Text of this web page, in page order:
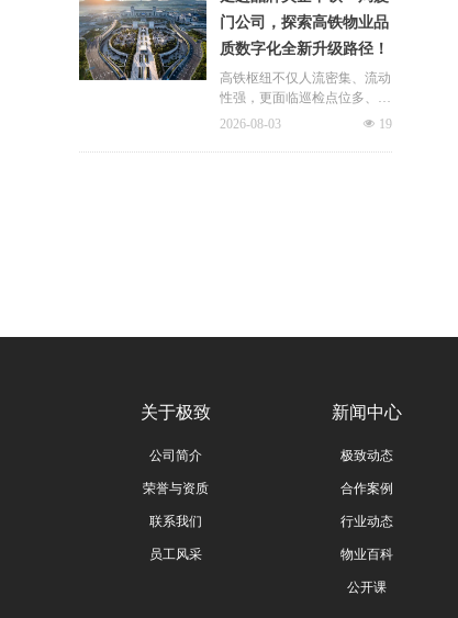
连片治理、政企协同新模式，
破解小区体量小、收费低、运
营亏损、无人接管难题。
门公司，探索高铁物业品
质数字化全新升级路径！
高铁枢纽不仅人流密集、流动
性强，更面临巡检点位多、频
次高、覆盖广、标准严等多重
厦门公司的实际运营情况，为
工单等状态，并智能督办超时
넶 19
2026-08-03
极致动态
合作案例
行业动态
物业百科
公开课
公司简介
荣誉与资质
联系我们
员工风采
关于极致 新闻中心